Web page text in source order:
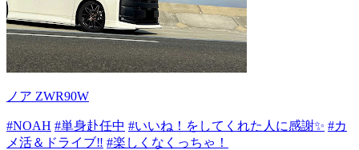
ノア ZWR90W
#NOAH #単身赴任中 #いいね！をしてくれた人に感謝✨ #カ
メ活＆ドライブ‼️ #楽しくなくっちゃ！